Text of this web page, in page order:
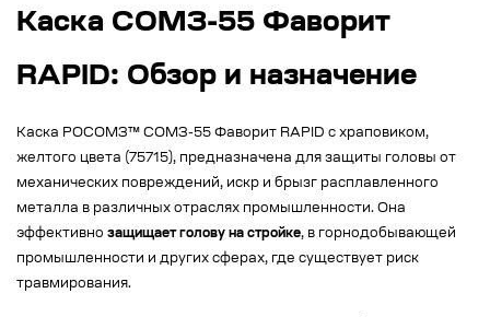
Каска СОМЗ-55 Фаворит
RAPID: Обзор и назначение
Каска РОСОМЗ™ СОМЗ-55 Фаворит RAPID с храповиком,
желтого цвета (75715), предназначена для защиты головы от
механических повреждений, искр и брызг расплавленного
металла в различных отраслях промышленности. Она
эффективно защищает голову на стройке, в горнодобывающей
промышленности и других сферах, где существует риск
травмирования.